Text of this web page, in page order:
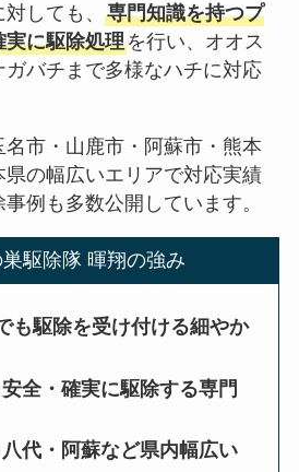
しても、 専門知識を持つプ
実に駆除処理を行い、オオス
ガバチまで多様なハチに対応
市・山鹿市・阿蘇市・熊本
の幅広いエリアで対応実績
例も多数公開しています。
駆除隊 暉翔の強み
も駆除を受け付ける細やか
全・確実に駆除する専門
代・阿蘇など県内幅広い